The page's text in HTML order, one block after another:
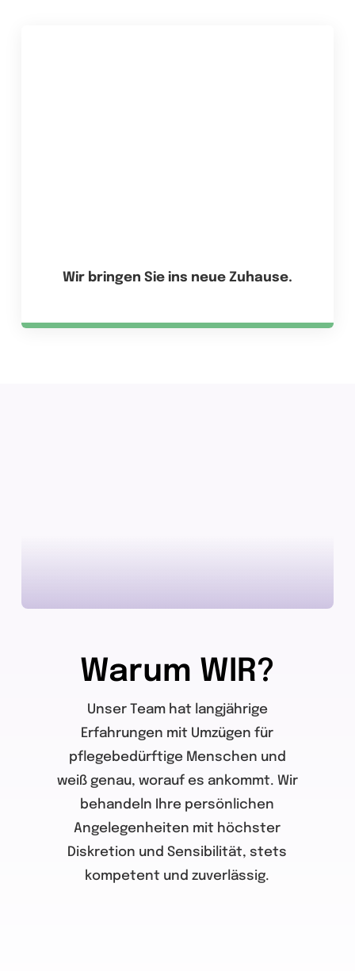
Wir bringen Sie ins neue Zuhause.
Warum WIR?
Unser Team hat langjährige
Erfahrungen mit Umzügen für
pflegebedürftige Menschen und
weiß genau, worauf es ankommt. Wir
behandeln Ihre persönlichen
Angelegenheiten mit höchster
Diskretion und Sensibilität, stets
kompetent und zuverlässig.